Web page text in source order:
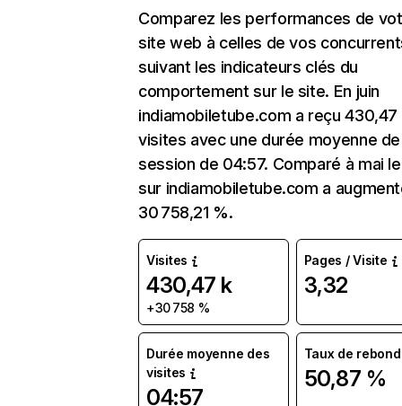
Comparez les performances de
site web à celles de vos
suivant les indicateurs clés du
comportement sur le site. En juin
indiamobiletube.com a reçu 430,47
visites avec une durée moyenne
session de 04:57. Comparé à mai
sur indiamobiletube.com a
30 758,21 %.
Visites
430,47 k
+30 758 %
Pages / Visite
3,32
Durée moyenne des
visites
04:57
Taux de rebond
50,87 %